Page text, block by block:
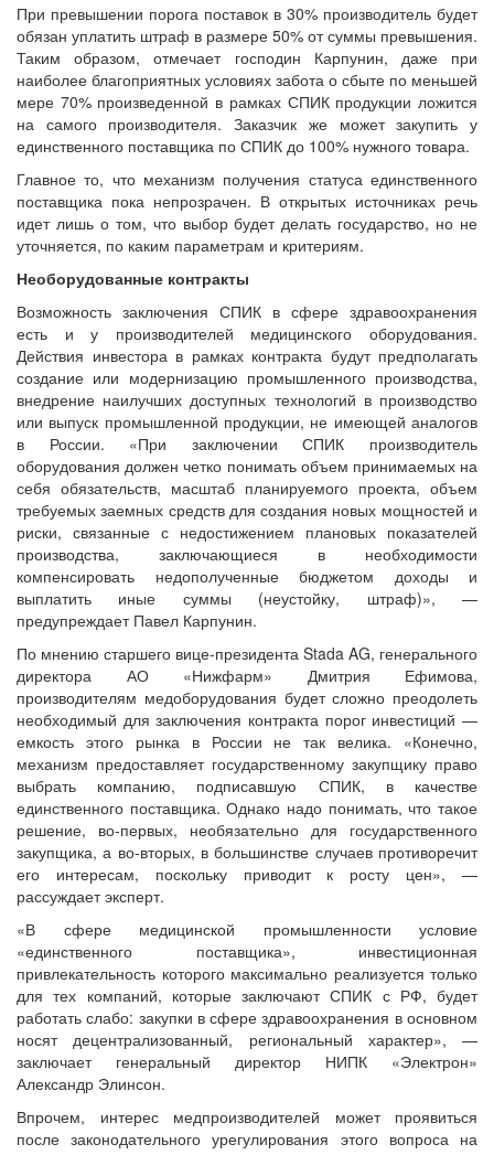
При превышении порога поставок в 30% производитель будет
обязан уплатить штраф в размере 50% от суммы превышения.
Таким образом, отмечает господин Карпунин, даже при
наиболее благоприятных условиях забота о сбыте по меньшей
мере 70% произведенной в рамках СПИК продукции ложится
на самого производителя. Заказчик же может закупить у
единственного поставщика по СПИК до 100% нужного товара.
Главное то, что механизм получения статуса единственного
поставщика пока непрозрачен. В открытых источниках речь
идет лишь о том, что выбор будет делать государство, но не
уточняется, по каким параметрам и критериям.
Необорудованные контракты
Возможность заключения СПИК в сфере здравоохранения
есть и у производителей медицинского оборудования.
Действия инвестора в рамках контракта будут предполагать
создание или модернизацию промышленного производства,
внедрение наилучших доступных технологий в производство
или выпуск промышленной продукции, не имеющей аналогов
в России. «При заключении СПИК производитель
оборудования должен четко понимать объем принимаемых на
себя обязательств, масштаб планируемого проекта, объем
требуемых заемных средств для создания новых мощностей и
риски, связанные с недостижением плановых показателей
производства, заключающиеся в необходимости
компенсировать недополученные бюджетом доходы и
выплатить иные суммы (неустойку, штраф)», —
предупреждает Павел Карпунин.
По мнению старшего вице-президента Stada AG, генерального
директора АО «Нижфарм» Дмитрия Ефимова,
производителям медоборудования будет сложно преодолеть
необходимый для заключения контракта порог инвестиций —
емкость этого рынка в России не так велика. «Конечно,
механизм предоставляет государственному закупщику право
выбрать компанию, подписавшую СПИК, в качестве
единственного поставщика. Однако надо понимать, что такое
решение, во-первых, необязательно для государственного
закупщика, а во-вторых, в большинстве случаев противоречит
его интересам, поскольку приводит к росту цен», —
рассуждает эксперт.
«В сфере медицинской промышленности условие
«единственного поставщика», инвестиционная
привлекательность которого максимально реализуется только
для тех компаний, которые заключают СПИК с РФ, будет
работать слабо: закупки в сфере здравоохранения в основном
носят децентрализованный, региональный характер», —
заключает генеральный директор НИПК «Электрон»
Александр Элинсон.
Впрочем, интерес медпроизводителей может проявиться
после законодательного урегулирования этого вопроса на